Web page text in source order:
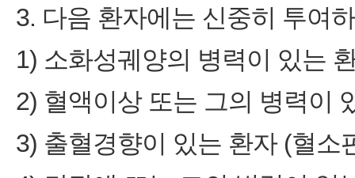
3. 다음 환자에는 신중히 투여
1) 소화성궤양의 병력이 있는
2) 혈액이상 또는 그의 병력이
3) 출혈경향이 있는 환자 (혈소